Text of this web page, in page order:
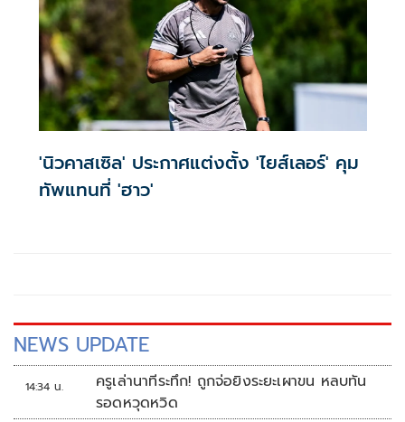
'นิวคาสเซิล' ประกาศแต่งตั้ง 'ไยส์เลอร์' คุม
ทัพแทนที่ 'ฮาว'
NEWS UPDATE
14:34 น.
ครูเล่านาทีระทึก! ถูกจ่อยิงระยะเผาขน หลบทัน
รอดหวุดหวิด